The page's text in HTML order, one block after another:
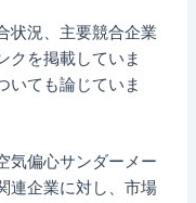
状況、主要競合企業
クを掲載していま
いても論じていま
気偏心サンダーメー
連企業に対し、市場